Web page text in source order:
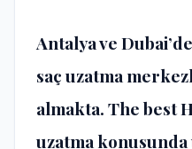
Antalya ve
saç uzatma
almakta.The best
uzatma konusunda